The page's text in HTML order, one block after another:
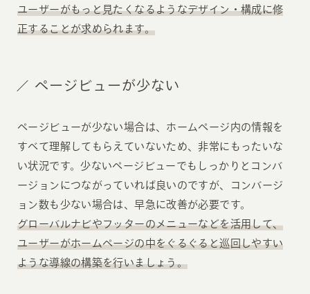
ユーザーがもっと見たくなるようなデザイン・構成に修
正することが求められます。
ページビューが少ない
ページビューが少ない場合は、ホームページ内の情報を
すべて理解してもらえていないため、非常にもったいな
い状況です。少ないページビューでもしっかりとコンバ
ージョンにつながっていれば良いのですが、コンバージ
ョン数も少ない場合は、早急に改善が必要です。
グローバルナビやフッターのメニューなどを活用して、
ユーザーがホームページの中をぐるぐると巡回しやすい
ような導線の構築を行いましょう。